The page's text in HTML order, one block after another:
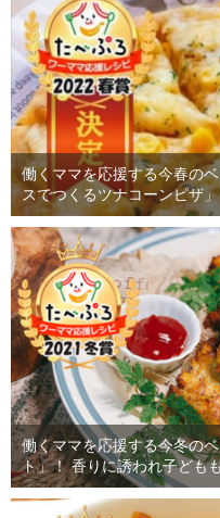
働くママを応援する今春の
スでつくるツナコーンピザ」
働くママを応援する今冬の
ト」！ 香りに誘われ子ども